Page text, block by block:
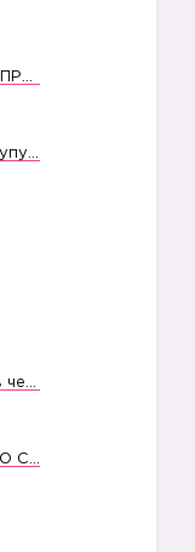
Как пожить вместе И НЕ ПРОЛЕТЕТЬ СО СВАДЬБОЙ
Что если в прошлом вы упустили свое счастье?
Паразитка или нет, вот в чем вопрос?
Никогда не говорите ЭТО СВОЕМУ РЕБЕНКУ